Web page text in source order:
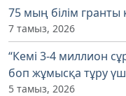
75 мың білім гранты
7 тамыз, 2026
“Кемі 3-4 миллион
боп жұмысқа тұру
5 тамыз, 2026